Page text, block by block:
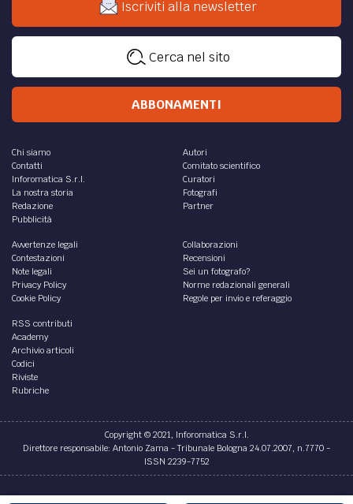
dimenticato, proponiamo i suoi aforismi
diLuca Martini
LETTERATURA / Anna Achmatova, Nella notte bianca
Una bellissima e struggente poesia di Anna Achmatova,
Nella notte bianca, sull'importanza fondamentale e
diLuca Martini
CULTURA /
Il mistero e la grazia. Anna Maria
Ortese e Napoli
Fin dall'inizio della sua vita Anna Maria Ortese sembrò
condannata a un destino di nomade, Il viscerale rapporto
tra la scrittrice e Napoli
diLorenzo Terzi
LETTERATURA /
È schizoide l’atteggiamento dei colti e dei media su Pound:
da una parte non gli perdonano il suo schierarsi col
Marcello Veneziani
LETTERATURA / Umberto Eco: le regole per scrivere
bene